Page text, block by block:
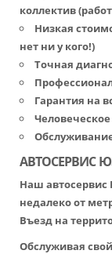
коллектив
Низкая
нет ни у кого!)
Точная
Гарантия на
АВТОСЕРВИС
Наш
недалеко от
Въезд на
Обслуживая